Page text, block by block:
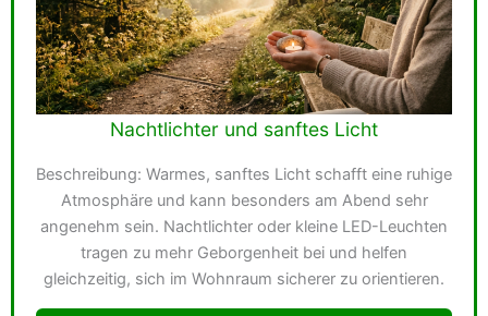
Nachtlichter und sanftes Licht
Beschreibung: Warmes, sanftes Licht schafft eine ruhige
Atmosphäre und kann besonders am Abend sehr
angenehm sein. Nachtlichter oder kleine LED-Leuchten
tragen zu mehr Geborgenheit bei und helfen
gleichzeitig, sich im Wohnraum sicherer zu orientieren.